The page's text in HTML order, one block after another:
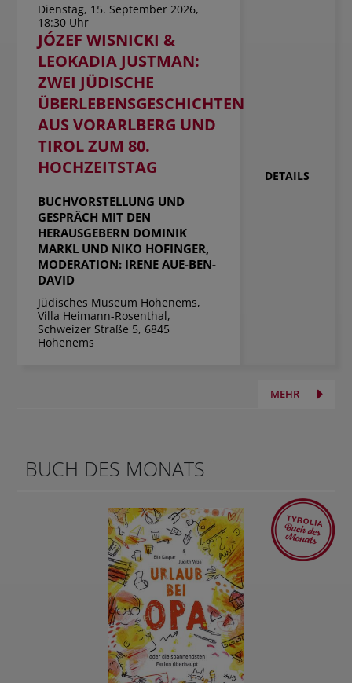
Dienstag, 15. September 2026,
18:30 Uhr
JÓZEF WISNICKI &
LEOKADIA JUSTMAN:
ZWEI JÜDISCHE
ÜBERLEBENSGESCHICHTEN
AUS VORARLBERG UND
TIROL ZUM 80.
HOCHZEITSTAG
BUCHVORSTELLUNG UND
GESPRÄCH MIT DEN
HERAUSGEBERN DOMINIK
MARKL UND NIKO HOFINGER,
MODERATION: IRENE AUE-BEN-
DAVID
Jüdisches Museum Hohenems,
Villa Heimann-Rosenthal,
Schweizer Straße 5, 6845
Hohenems
DETAILS
MEHR
BUCH DES MONATS